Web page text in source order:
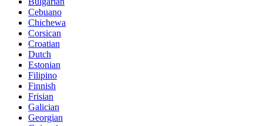
Cebuano
Chichewa
Corsican
Croatian
Dutch
Estonian
Filipino
Finnish
Frisian
Galician
Georgian